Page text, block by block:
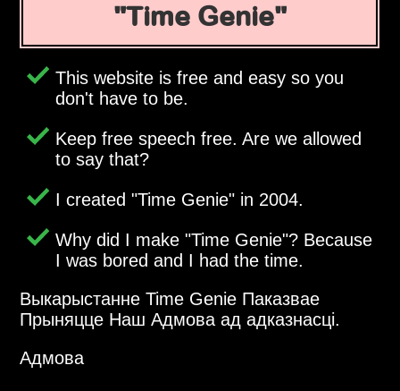
Time Genie
This website is free and easy so you
don't have to be.
Keep free speech free. Are we allowed
to say that?
I created Time Genie in 2004.
Why did I make Time Genie ? Because
I was bored and I had the time.
Выкарыстанне Time Genie Паказвае
Прыняцце Наш Адмова ад адказнасці.
Адмова